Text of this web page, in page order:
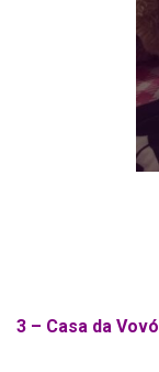
3 – Casa da Vovó